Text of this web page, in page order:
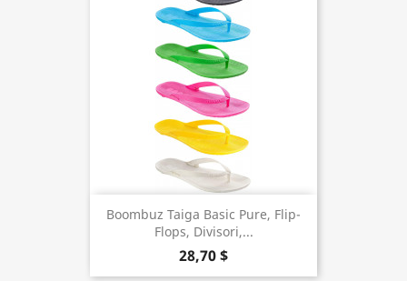
Boombuz Taiga Basic Pure, Flip-
Flops, Divisori,...
28,70 $